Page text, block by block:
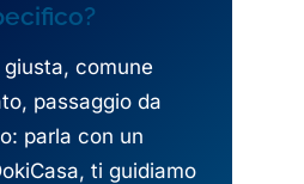
comune
passaggio da
parla con un
ti guidiamo